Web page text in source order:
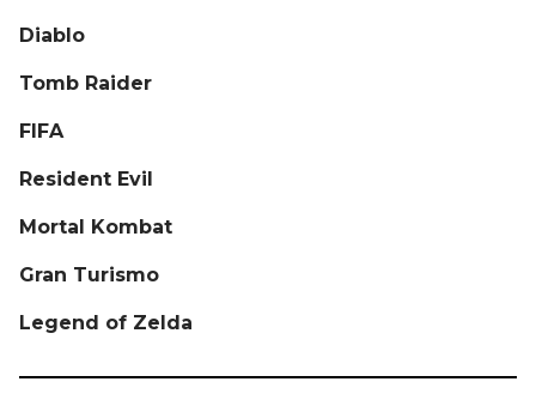
Diablo
Tomb Raider
FIFA
Resident Evil
Mortal Kombat
Gran Turismo
Legend of Zelda